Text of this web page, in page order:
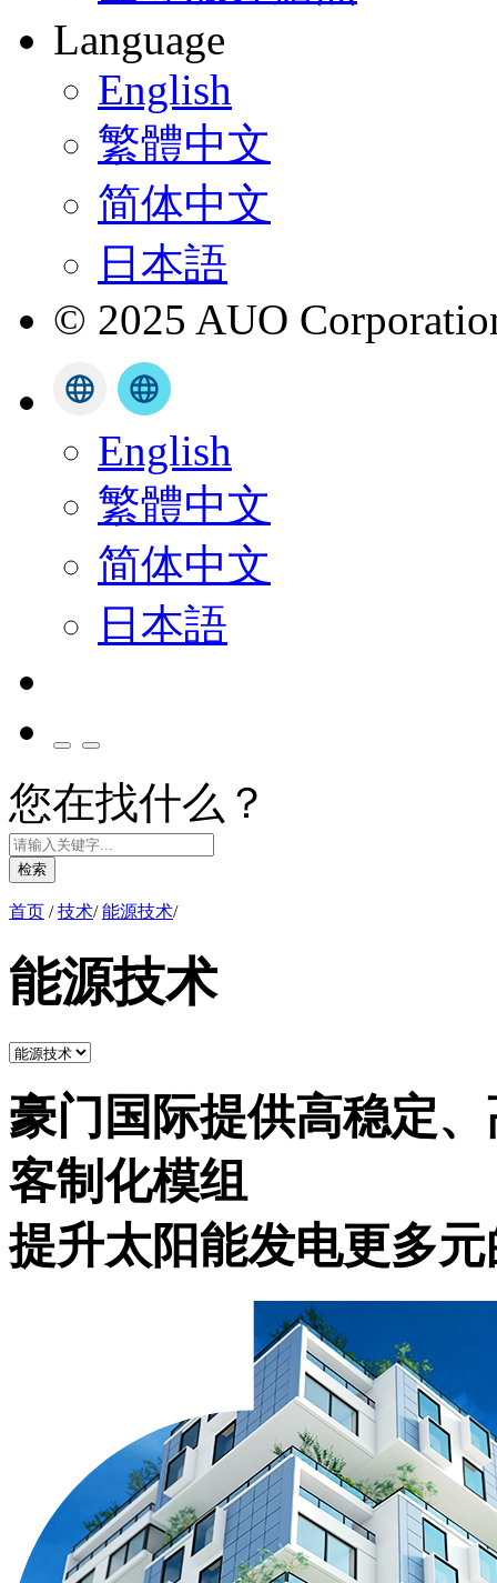
Language
English
繁體中文
简体中文
日本語
© 2025 AUO
English
繁體中文
简体中文
日本語
您在找什么？
检索
首页 / 技术/ 能源技术/
能源技术
豪门国际提供高稳定
客制化模组
提升太阳能发电更多